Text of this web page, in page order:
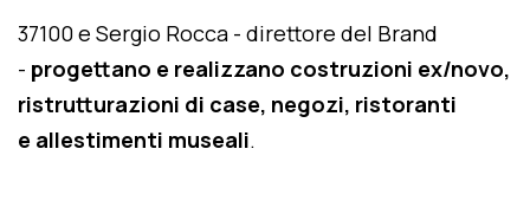
37100 e Sergio Rocca - direttore del Brand
- progettano e realizzano costruzioni ex/novo,
ristrutturazioni di case, negozi, ristoranti
e allestimenti museali.